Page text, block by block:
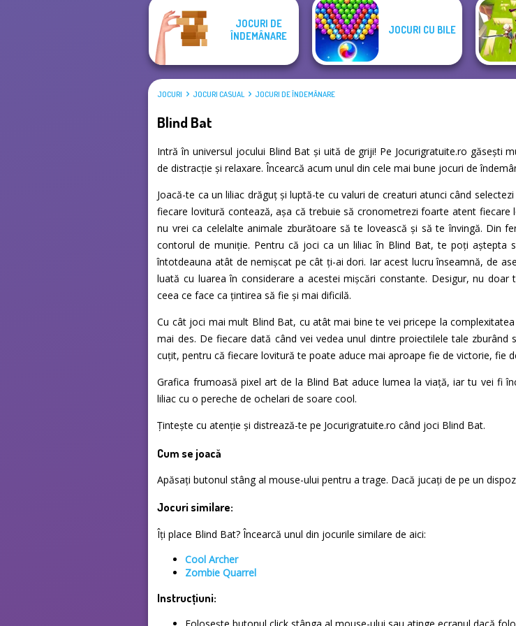
JOCURI DE
ÎNDEMÂNARE
JOCURI CU BILE
JOCURI JOCURI CASUAL JOCURI DE ÎNDEMÂNARE
Blind Bat
Intră în universul jocului Blind Bat și uită de griji! Pe Jocurigratuite.ro găsești
de distracție și relaxare. Încearcă acum unul din cele mai bune jocuri de
Joacă-te ca un liliac drăguț și luptă-te cu valuri de creaturi atunci când
fiecare lovitură contează, așa că trebuie să cronometrezi foarte atent
nu vrei ca celelalte animale zburătoare să te lovească și să te învingă. Din
contorul de muniție. Pentru că joci ca un liliac în Blind Bat, te poți aștepta
întotdeauna atât de nemișcat pe cât ți-ai dori. Iar acest lucru înseamnă, de
luată cu luarea în considerare a acestei mișcări constante. Desigur, nu
ceea ce face ca țintirea să fie și mai dificilă.
Cu cât joci mai mult Blind Bat, cu atât mai bine te vei pricepe la
mai des. De fiecare dată când vei vedea unul dintre proiectilele tale
cuțit, pentru că fiecare lovitură te poate aduce mai aproape fie de victorie, fie
Grafica frumoasă pixel art de la Blind Bat aduce lumea la viață, iar tu vei fi
liliac cu o pereche de ochelari de soare cool.
Țintește cu atenție și distrează-te pe Jocurigratuite.ro când joci Blind Bat.
Cum se joacă
Apăsați butonul stâng al mouse-ului pentru a trage. Dacă jucați de pe un
Jocuri similare:
Îți place Blind Bat? Încearcă unul din jocurile similare de aici:
Cool Archer
Zombie Quarrel
Instrucțiuni:
Folosește butonul click stânga al mouse-ului sau atinge ecranul dacă